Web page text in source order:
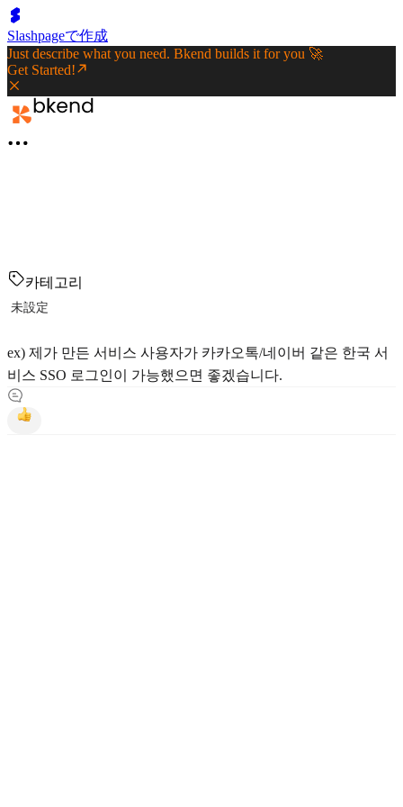
Slashpageで作成
Just describe what you need. Bkend builds it for you 🚀
Get Started!
카테고리
未設定
ex) 제가 만든 서비스 사용자가 카카오톡/네이버 같은 한국 서
비스 SSO 로그인이 가능했으면 좋겠습니다.